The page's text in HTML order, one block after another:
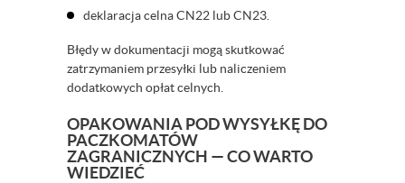
deklaracja celna CN22 lub CN23.
Błędy w dokumentacji mogą skutkować
zatrzymaniem przesyłki lub naliczeniem
dodatkowych opłat celnych.
OPAKOWANIA POD WYSYŁKĘ DO
PACZKOMATÓW
ZAGRANICZNYCH — CO WARTO
WIEDZIEĆ